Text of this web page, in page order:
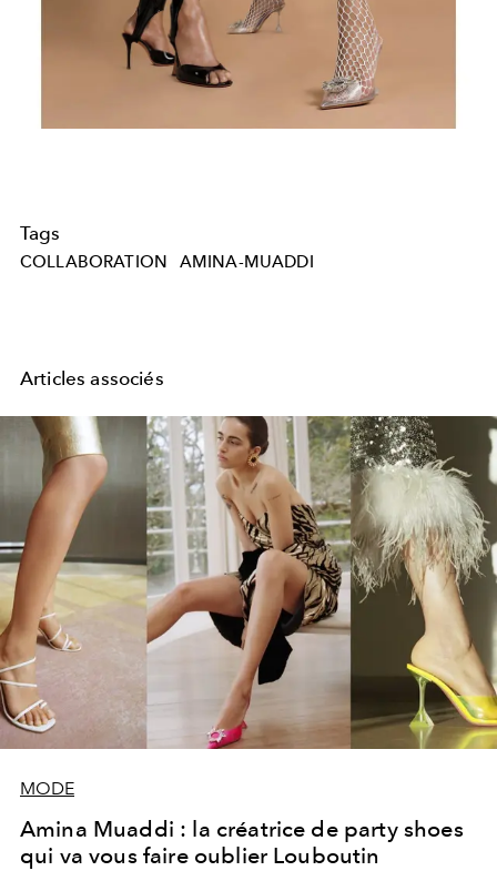
Tags
COLLABORATION AMINA-MUADDI
Articles associés
MODE
Amina Muaddi : la créatrice de party shoes
qui va vous faire oublier Louboutin